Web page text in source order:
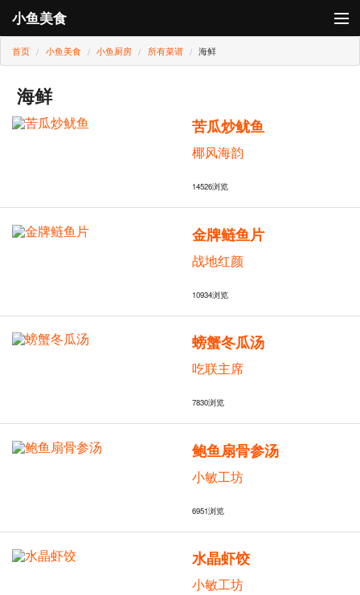
小鱼美食
登录
小鱼厨房
小鱼卡
首页 小鱼美食 小鱼厨房 所有菜谱 海鲜
海鲜
苦瓜炒鱿鱼
椰风海韵
14526浏览
金牌鲢鱼片
战地红颜
10934浏览
螃蟹冬瓜汤
吃联主席
7830浏览
鲍鱼扇骨参汤
小敏工坊
6951浏览
水晶虾饺
小敏工坊